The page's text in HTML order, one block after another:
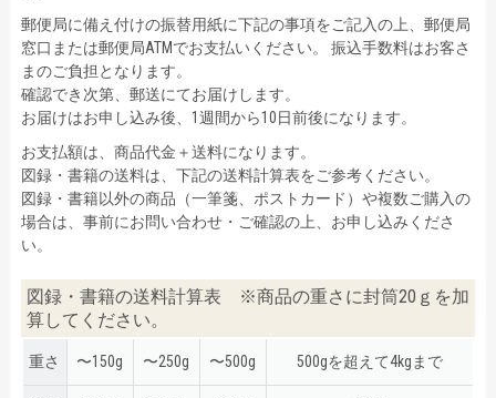
郵便局に備え付けの振替用紙に下記の事項をご記入の上、郵便局
窓口または郵便局ATMでお支払いください。 振込手数料はお客さ
まのご負担となります。
確認でき次第、郵送にてお届けします。
お届けはお申し込み後、1週間から10日前後になります。
お支払額は、商品代金＋送料になります。
図録・書籍の送料は、下記の送料計算表をご参考ください。
図録・書籍以外の商品（一筆箋、ポストカード）や複数ご購入の
場合は、事前にお問い合わせ・ご確認の上、お申し込みくださ
い。
図録・書籍の送料計算表 ※商品の重さに封筒20ｇを加
算してください。
重さ 〜150g 〜250g 〜500g 500gを超えて4kgまで